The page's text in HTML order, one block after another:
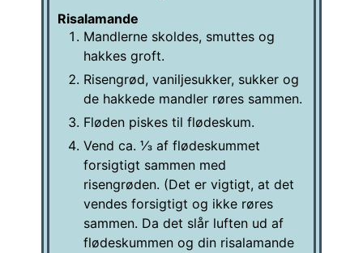
Risalamande
Mandlerne skoldes, smuttes og
hakkes groft.
Risengrød, vaniljesukker, sukker og
de hakkede mandler røres sammen.
Fløden piskes til flødeskum.
Vend ca. ⅓ af flødeskummet
forsigtigt sammen med
risengrøden. (Det er vigtigt, at det
vendes forsigtigt og ikke røres
sammen. Da det slår luften ud af
flødeskummen og din risalamande